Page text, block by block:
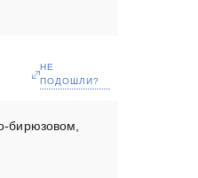
НЕ
ПОДОШЛИ?
бирюзовом,